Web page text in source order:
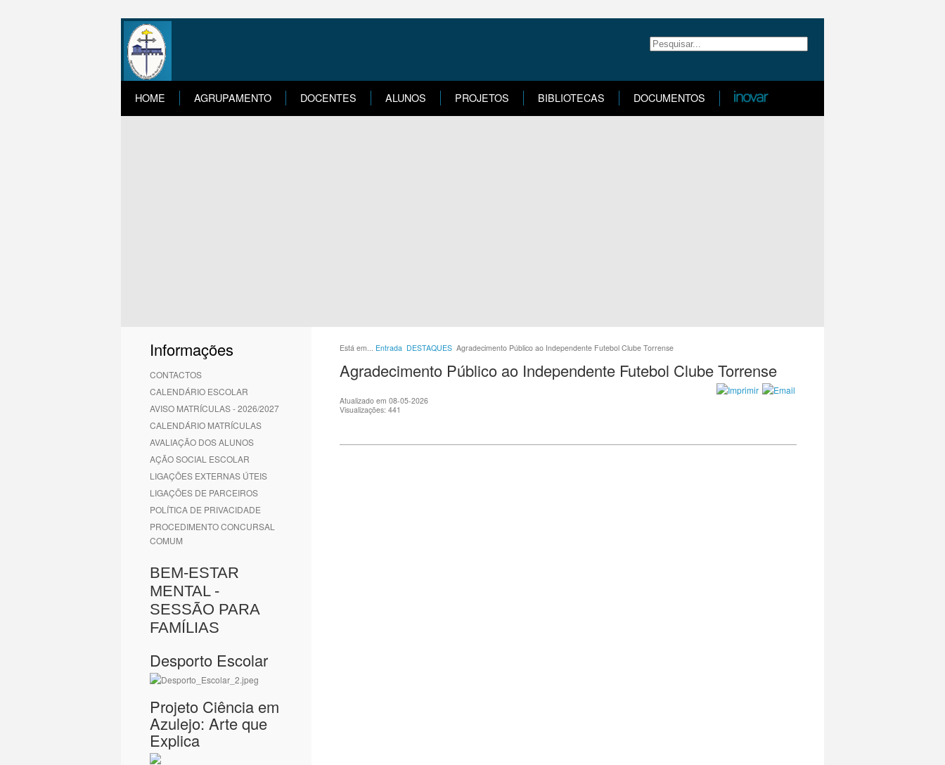
HOME AGRUPAMENTO DOCENTES ALUNOS PROJETOS BIBLIOTECAS DOCUMENTOS
Informações
CONTACTOS
CALENDÁRIO ESCOLAR
AVISO MATRÍCULAS - 2026/2027
CALENDÁRIO MATRÍCULAS
AVALIAÇÃO DOS ALUNOS
AÇÃO SOCIAL ESCOLAR
LIGAÇÕES EXTERNAS ÚTEIS
LIGAÇÕES DE PARCEIROS
POLÍTICA DE PRIVACIDADE
PROCEDIMENTO CONCURSAL
COMUM
BEM-ESTAR
MENTAL -
SESSÃO PARA
FAMÍLIAS
Desporto Escolar
Projeto Ciência em
Azulejo: Arte que
Explica
Está em... Entrada DESTAQUES Agradecimento Público ao Independente Futebol Clube Torrense
Agradecimento Público ao Independente Futebol Clube Torrense
Atualizado em 08-05-2026
Visualizações: 441